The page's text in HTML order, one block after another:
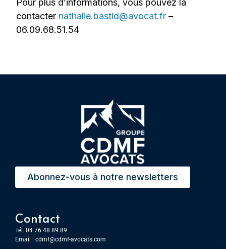
Pour plus d’informations, vous pouvez la
contacter nathalie.bastid@avocat.fr –
06.09.68.51.54
Abonnez-vous à notre newsletters
Contact
Tél. 04 76 48 89 89
Email : cdmf@cdmf-avocats.com